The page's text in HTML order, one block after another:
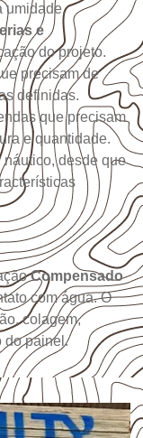
umidade.
e
do projeto.
precisam de
definidas.
que precisam
e quantidade.
desde que
Compensado
com água. O
colagem,
do painel.